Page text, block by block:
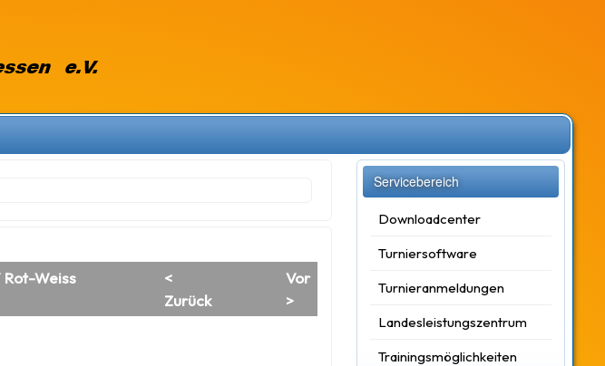
Rot-Weiss
<
Zurück
Vor
>
Servicebereich
Downloadcenter
Turniersoftware
Turnieranmeldungen
Landesleistungszentrum
Trainingsmöglichkeiten